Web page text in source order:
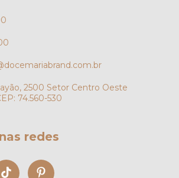
2500 Setor Centro Oeste
74.560-530
redes